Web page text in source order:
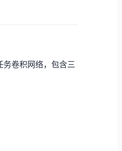
卷积网络，包含三